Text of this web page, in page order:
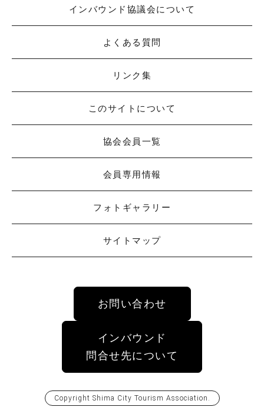
インバウンド協議会について
よくある質問
リンク集
このサイトについて
協会会員一覧
会員専用情報
フォトギャラリー
サイトマップ
お問い合わせ
インバウンド
問合せ先について
Copyright Shima City Tourism Association